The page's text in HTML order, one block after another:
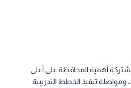
أهمية المحافظة على أعلى
ومواصلة تنفيذ الخطط التدريبية